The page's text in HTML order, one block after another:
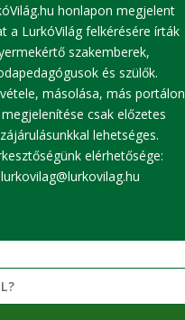
honlapon megjelent
a LurkóVilág felkérésére írták
szakemberek,
és szülők.
másolása, más portálon
csak előzetes
lehetséges.
elérhetősége:
lurkovilag@lurkovilag.hu